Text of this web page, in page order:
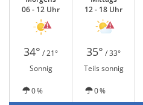
06 - 12 Uhr
12 - 18 Uhr
34° / 21° 35° / 33°
Sonnig
Teils sonnig
0 % 0 %